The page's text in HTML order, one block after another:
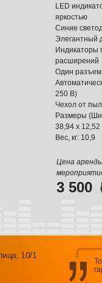
LED
яркостью
Синие
Элегантный
Индикаторы
расширений
Один разъем
250 В)
Чехол от
Размеры
38,94 x 12,52
Вес, кг: 10,9
Цена
3 500
10/1